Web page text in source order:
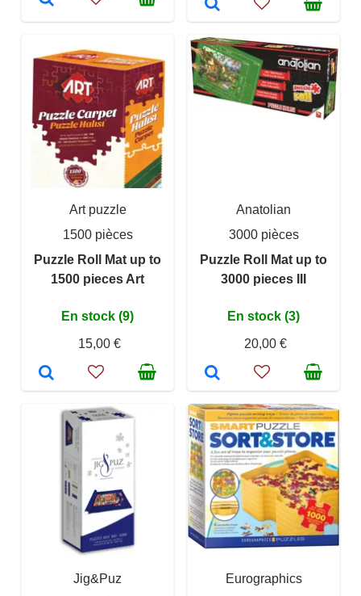
Art puzzle
1500 pièces
Puzzle Roll Mat up to
1500 pieces Art
En stock (9)
15,00 €
Anatolian
3000 pièces
Puzzle Roll Mat up to
3000 pieces III
En stock (3)
20,00 €
Jig&Puz
Eurographics